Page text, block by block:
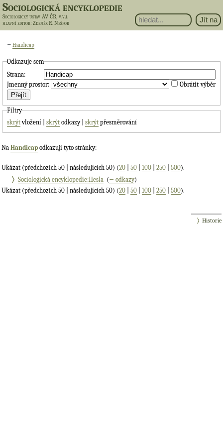
Sociologická encyklopedie
Sociologický ústav AV ČR, v.v.i.
hlavní editor: Zdeněk R. Nešpor
←Handicap
Odkazuje sem
Strana:
Jmenný prostor:
Obrátit výběr
Filtry
skrýtvložení |skrýt odkazy |skrýt přesměrování
Na Handicap odkazují tyto stránky:
Ukázat (předchozích 50 | následujících 50) (20 50 100 250 500).
Sociologická encyklopedie:Hesla (← odkazy)
Ukázat (předchozích 50 | následujících 50) (20 50 100 250 500).
Historie